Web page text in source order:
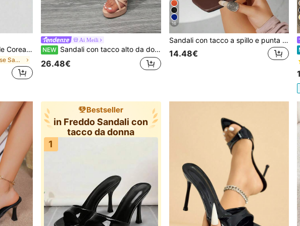
2026 Primavera/Estate Stile Coreano Eleganti Sandali con Cinturino a Punta Quadrata Tacco Alto Mule Scarpe da Donna, Tacco a Rocchetto
in Nozioni di base Sandali da donna
Ai Meili
NEW Sandali con tacco alto da donna con cinturino singolo, sandali con tacco sottile stile fatato e punta aperta, scarpe versatili per feste, stile elegante
26.48€
16
Sandali con tacco a spillo e punta quadrata, design a cinturini incrociati, slip-on, sandali con tacco alto alla moda per donne, tacchi alti marroni comodi, tacco kitten, tacchi alti eleganti per donne, adatti per occasioni formali
14.48€
Bestseller
in Freddo Sandali con
tacco da donna
1